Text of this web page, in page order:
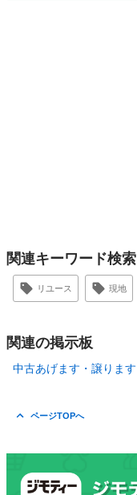
関連キーワード検索
リユース 現地
関連の掲示板
中古あげます・譲ります
ページTOPへ